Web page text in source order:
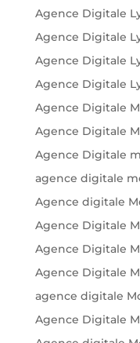
Agence Digitale
Agence Digitale
Agence Digitale
Agence Digitale
Agence Digitale
Agence Digitale
Agence Digitale
agence digitale
Agence digitale
Agence Digitale
Agence Digitale
Agence Digitale
agence digitale
Agence Digitale